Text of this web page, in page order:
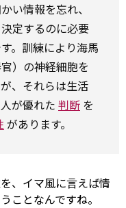
い情報を忘れ、
定するのに必要
。訓練により海馬
）の神経細胞を
、それらは生活
が優れた 判断 を
があります。
、イマ風に言えば情
ことなんですね。